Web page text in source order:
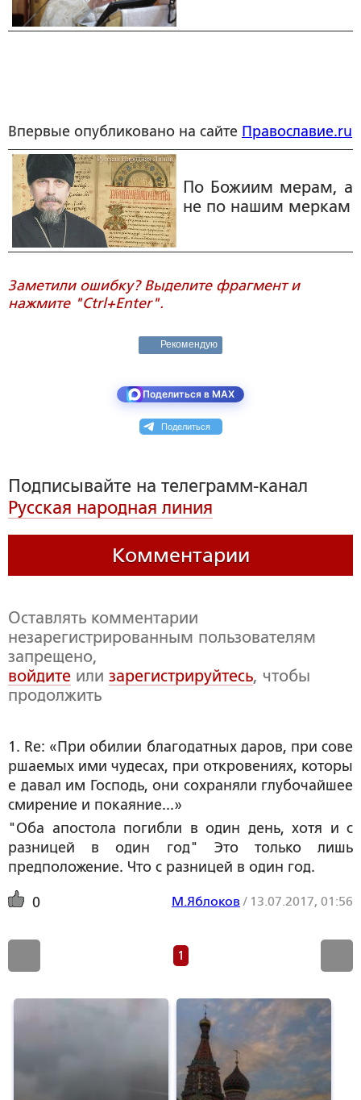
Впервые опубликовано на сайте Православие.ru
По Божиим мерам, а
не по нашим меркам
Заметили ошибку? Выделите фрагмент и
нажмите "Ctrl+Enter".
Рекомендую
Поделиться в MAX
Поделиться
Подписывайте на телеграмм-канал
Русская народная линия
Комментарии
Оставлять комментарии
незарегистрированным пользователям
запрещено,
войдите или зарегистрируйтесь, чтобы
продолжить
1. Re: «При обилии благодатных даров, при сове
ршаемых ими чудесах, при откровениях, которы
е давал им Господь, они сохраняли глубочайшее
смирение и покаяние...»
"Оба апостола погибли в один день, хотя и с
разницей в один год" Это только лишь
предположение. Что с разницей в один год.
0 М.Яблоков / 13.07.2017, 01:56
1